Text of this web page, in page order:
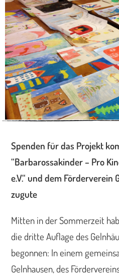
Spenden für das Projekt
“Barbarossakinder – Pro
e.V.“ und dem
zugute
Mitten in der Sommerzeit
die dritte Auflage des
begonnen: In einem
Gelnhausen, des